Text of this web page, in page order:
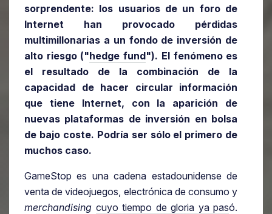
sorprendente: los usuarios de un foro de
Internet han provocado pérdidas
multimillonarias a un fondo de inversión de
alto riesgo ("hedge fund"). El fenómeno es
el resultado de la combinación de la
capacidad de hacer circular información
que tiene Internet, con la aparición de
nuevas plataformas de inversión en bolsa
de bajo coste. Podría ser sólo el primero de
muchos caso.
GameStop es una cadena estadounidense de
venta de videojuegos, electrónica de consumo y
merchandising cuyo tiempo de gloria ya pasó.